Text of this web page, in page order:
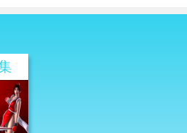
版app下载安装 下载最新版